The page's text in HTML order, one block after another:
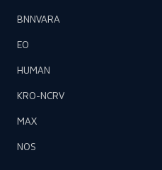
BNNVARA
EO
HUMAN
KRO-NCRV
MAX
NOS